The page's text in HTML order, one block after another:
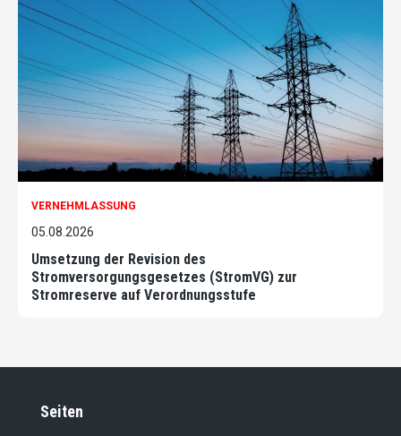
VERNEHMLASSUNG
05.08.2026
Umsetzung der Revision des
Stromversorgungsgesetzes (StromVG) zur
Stromreserve auf Verordnungsstufe
Seiten